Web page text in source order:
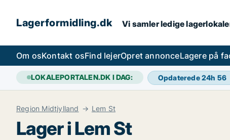
Lagerformidling.dk Vi samler ledige
Om osKontakt osFind lejerOpret annonceLagere på
LOKALEPORTALEN.DK I DAG: Opdaterede 24h 56
Region Midtjylland Lem St
Lager i Lem St